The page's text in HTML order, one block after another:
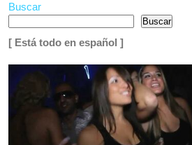
Buscar
Buscar
[ Está todo en español ]